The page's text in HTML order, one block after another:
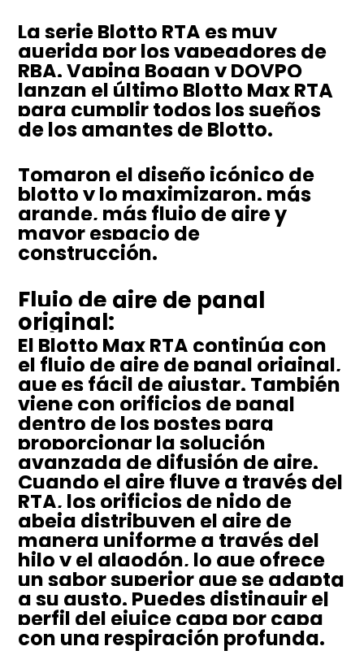
La serie Blotto RTA es muy
querida por los vapeadores de
RBA. Vaping Bogan y DOVPO
lanzan el último Blotto Max RTA
para cumplir todos los sueños
de los amantes de Blotto.
Tomaron el diseño icónico de
blotto y lo maximizaron. más
grande, más flujo de aire y
mayor espacio de
construcción.
Flujo de aire de panal
original:
El Blotto Max RTA continúa con
el flujo de aire de panal original,
que es fácil de ajustar. También
viene con orificios de panal
dentro de los postes para
proporcionar la solución
avanzada de difusión de aire.
Cuando el aire fluye a través del
RTA, los orificios de nido de
abeja distribuyen el aire de
manera uniforme a través del
hilo y el algodón, lo que ofrece
un sabor superior que se adapta
a su gusto. Puedes distinguir el
perfil del ejuice capa por capa
con una respiración profunda.